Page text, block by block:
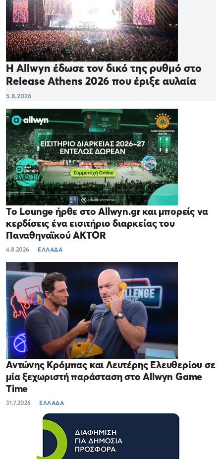
Η Allwyn έδωσε τον δικό της ρυθμό στο
Release Athens 2026 που έριξε αυλαία
5.8.2026
Το Lounge ήρθε στο Allwyn.gr και μπορείς να
κερδίσεις ένα εισιτήριο διαρκείας του
Παναθηναϊκού AKTOR
4.8.2026 ΕΛΛΑΔΑ
Αντώνης Κρόμπας και Λευτέρης Ελευθερίου σε
μία ξεχωριστή παράσταση στο Allwyn Game
Time
31.7.2026 ΕΛΛΑΔΑ